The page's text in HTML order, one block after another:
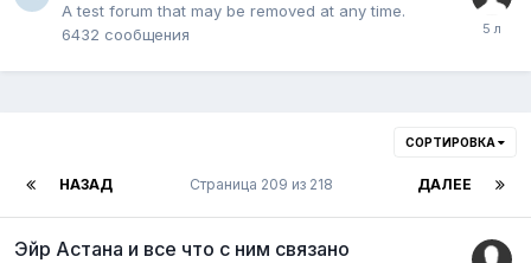
A test forum that may be removed at any time.
6432 сообщения
СОРТИРОВКА
НАЗАД ДАЛЕЕ
Страница 209 из 218
Эйр Астана и все что с ним связано